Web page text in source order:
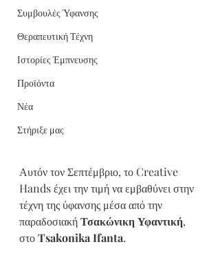
Συμβουλές Ύφανσης
Θεραπευτική Τέχνη
Ιστορίες Έμπνευσης
Προϊόντα
Νέα
Στήριξε μας
Αυτόν τον Σεπτέμβριο, το Creative
Hands έχει την τιμή να εμβαθύνει στην
τέχνη της ύφανσης μέσα από την
παραδοσιακή Τσακώνικη Υφαντική,
στο Tsakonika Ifanta.